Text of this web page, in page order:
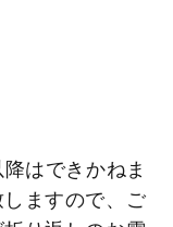
はできかねま
ますので、ご